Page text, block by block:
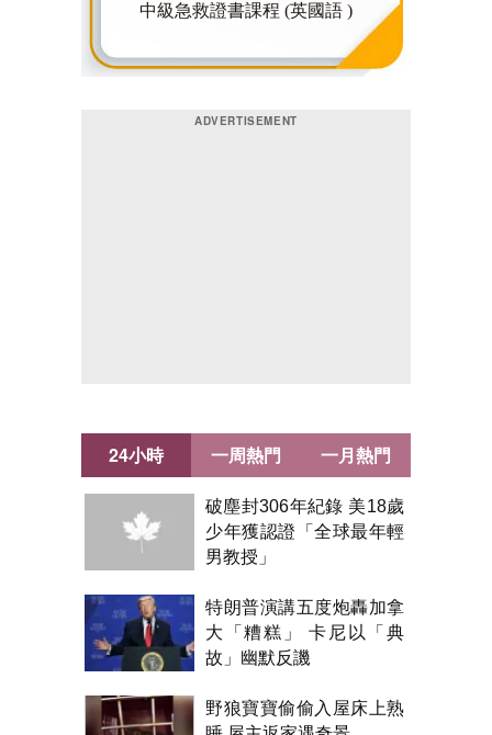
24小時
破塵封306年紀錄 美18歲
少年獲認證「全球最年輕
男教授」
特朗普演講五度炮轟加拿
大「糟糕」 卡尼以「典
故」幽默反譏
野狼寶寶偷偷入屋床上熟
一周熱門 一月熱門